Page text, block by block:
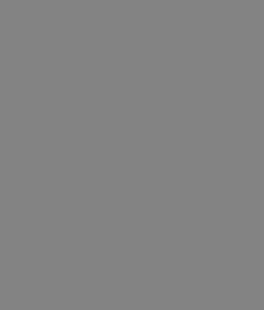
προκειμένου να
σχετικά με
τους.
ανθρώπων
επωφελές
που μπορεί να
χρήστης πριν
λόγω ιστότοπο.
και
ότι οι
συνδεδεμένοι
είναι
της
με
το
Script.com